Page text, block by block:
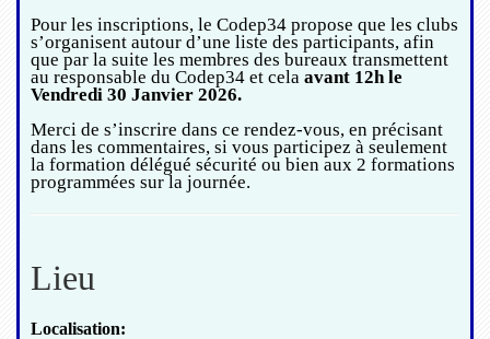
Pour les inscriptions, le Codep34 propose que les clubs
s’organisent autour d’une liste des participants, afin
que par la suite les membres des bureaux transmettent
au responsable du Codep34 et cela avant 12h le
Vendredi 30 Janvier 2026.
Merci de s’inscrire dans ce rendez-vous, en précisant
dans les commentaires, si vous participez à seulement
la formation délégué sécurité ou bien aux 2 formations
programmées sur la journée.
Lieu
Localisation: